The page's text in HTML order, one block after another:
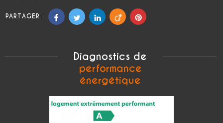
PARTAGER :
Diagnostics de
performance
énergétique